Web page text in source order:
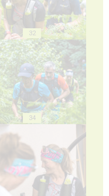
32
34